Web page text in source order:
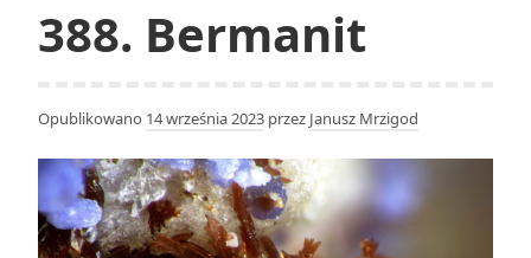
388. Bermanit
Opublikowano 14 września 2023 przez Janusz Mrzigod